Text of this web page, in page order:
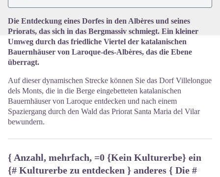
Die Entdeckung eines Dorfes in den Albères und seines
Priorats, das sich in das Bergmassiv schmiegt. Ein kleiner
Umweg durch das friedliche Viertel der katalanischen
Bauernhäuser von Laroque-des-Albères, das die Ebene
überragt.
Auf dieser dynamischen Strecke können Sie das Dorf Villelongue
dels Monts, die in die Berge eingebetteten katalanischen
Bauernhäuser von Laroque entdecken und nach einem
Spaziergang durch den Wald das Priorat Santa Maria del Vilar
bewundern.
{ Anzahl, mehrfach, =0 {Kein Kulturerbe} ein
{# Kulturerbe zu entdecken } anderes { Die #